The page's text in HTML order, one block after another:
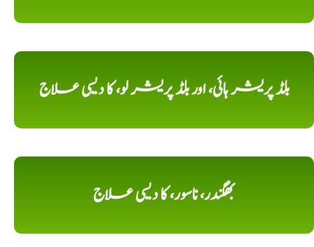
بلڈ پریشر ہائی، اور بلڈ پریشر لو، کا دیسی علاج
بھگندر، ناسور، کا دیسی علاج